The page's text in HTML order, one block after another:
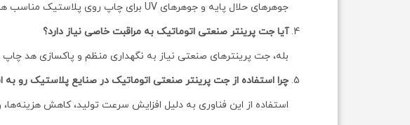
جوهرهای حلال پایه و جوهرهای UV برای چاپ روی پلاستیک مناسب هستند. انتخاب جوهر مناسب به نوع پلاستیک و شرایط چاپ بستگی دارد.
آیا جت پرینتر صنعتی اتوماتیک به مراقبت خاصی نیاز دارد؟
بله، جت پرینترهای صنعتی نیاز به نگهداری منظم و پاکسازی هد
چرا استفاده از جت پرینتر صنعتی اتوماتیک در صنایع پلاستیک رو
استفاده از این فناوری به دلیل افزایش سرعت تولید، کاهش